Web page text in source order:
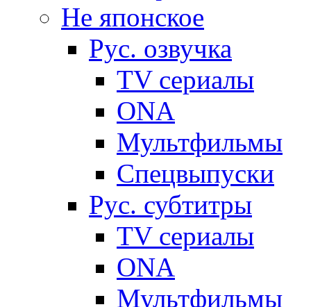
Не японское
Рус. озвучка
TV сериалы
ONA
Мультфильмы
Спецвыпуски
Рус. субтитры
TV сериалы
ONA
Мультфильмы